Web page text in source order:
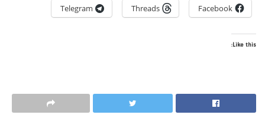
Facebook
Threads
Telegram
Like this: